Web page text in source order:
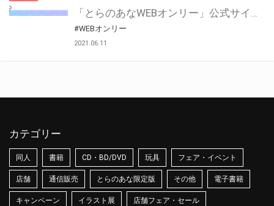
「とらのあなWEBオンリー」公式サイトでとらのあな通販の「割引クーポン」を配布中！ イベントごとに開催当日限定で使える割引クーポンのシリアルコードを発行します。 とらのあなWEBオンリーのページをチェックして、イベント当日にお得にお買い物を楽しみましょう♪ ※本キャンペーンは予告なく終了する場合がございます。 とらのあなWEBオンリーサイトはこちら
#WEBオンリー
2021.06.11
カテゴリー
同人 書籍 CD・BD/DVD 玩具 フェア・イベント
店舗 通信販売 とらのあな限定版 その他 電子書籍
キャンペーン イラスト展 店舗フェア・セール